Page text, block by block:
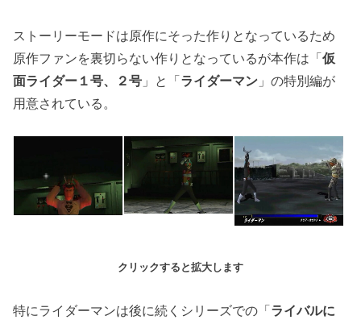
ストーリーモードは原作にそった作りとなっているため
原作ファンを裏切らない作りとなっているが本作は「仮
面ライダー１号、２号 」と「ライダーマン 」の特別編が
用意されている。
クリックすると拡大します
特にライダーマンは後に続くシリーズでの「ライバルに